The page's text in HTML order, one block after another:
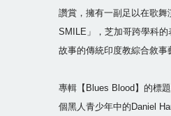
讚賞，擁有一副足以在歌
SMILE」，芝加哥跨學科
故事的傳統印度教綜合敘事
專輯【Blues Blood】的標
個黑人青少年中的Daniel